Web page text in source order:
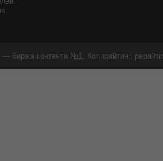
— биржа контента №1. Копирайтинг,